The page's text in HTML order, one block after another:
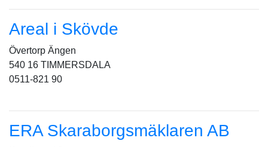
Areal i Skövde
Övertorp Ängen
540 16 TIMMERSDALA
0511-821 90
ERA Skaraborgsmäklaren AB